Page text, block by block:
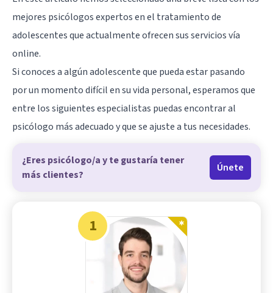
mejores psicólogos expertos en el tratamiento de
adolescentesque actualmente ofrecen sus servicios vía
online.
Si conoces a algún adolescente que pueda estar pasando
por un momento difícil en su vida personal, esperamos que
entre los siguientes especialistas puedas encontrar al
psicólogo más adecuado y que se ajuste a tus necesidades.
¿Eres psicólogo/a y te gustaría tener
más clientes?
Únete
1